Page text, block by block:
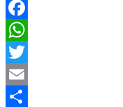
Facebook
WhatsApp
Twitter
Email